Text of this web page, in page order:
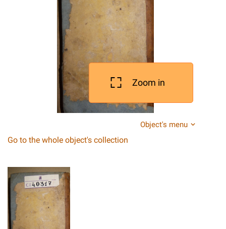
Zoom in
Object's menu
Go to the whole object's collection